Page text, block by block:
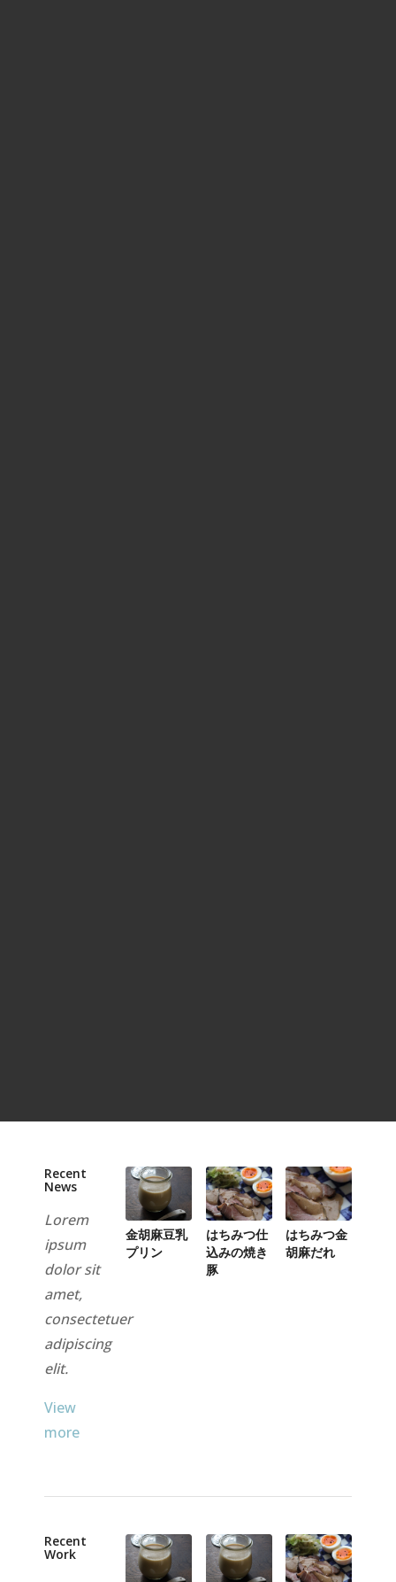
Recent
News
Lorem
ipsum
dolor sit
amet,
consectetuer
adipiscing
elit.
View
more
金胡麻豆乳
プリン
はちみつ仕
込みの焼き
豚
はちみつ金
胡麻だれ
Recent
Work